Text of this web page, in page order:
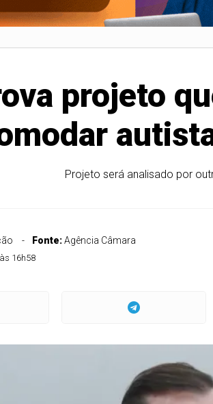
projeto
Projeto será analisado por
Fonte:Agência Câmara
16h58